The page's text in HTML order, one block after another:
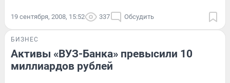
19 сентября, 2008, 15:52 337 Обсудить
БИЗНЕС
Активы «ВУЗ-Банка» превысили 10
миллиардов рублей